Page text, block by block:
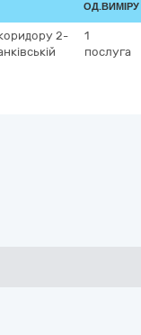
ОД.ВИМІРУ
2-
1
послуга